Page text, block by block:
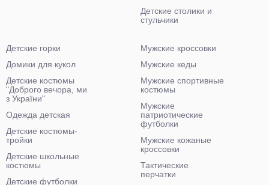
Детские столики и
стульчики
Детские горки
Домики для кукол
Детские костюмы
"Доброго вечора, ми
з України"
Одежда детская
Детские костюмы-
тройки
Детские школьные
костюмы
Детские футболки
Мужские кроссовки
Мужские кеды
Мужские спортивные
костюмы
Мужские
патриотические
футболки
Мужские кожаные
кроссовки
Тактические
перчатки